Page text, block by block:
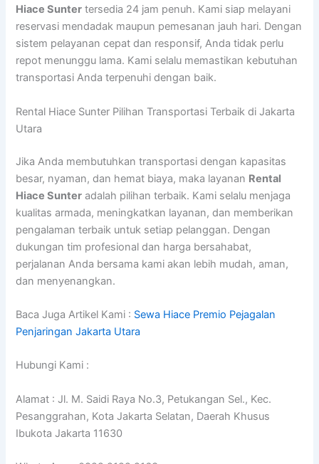
Hiace Sunter tersedia 24 jam penuh. Kami siap melayani
reservasi mendadak maupun pemesanan jauh hari. Dengan
sistem pelayanan cepat dan responsif, Anda tidak perlu
repot menunggu lama. Kami selalu memastikan kebutuhan
transportasi Anda terpenuhi dengan baik.
Rental Hiace Sunter Pilihan Transportasi Terbaik di Jakarta
Utara
Jika Anda membutuhkan transportasi dengan kapasitas
besar, nyaman, dan hemat biaya, maka layanan Rental
Hiace Sunter adalah pilihan terbaik. Kami selalu menjaga
kualitas armada, meningkatkan layanan, dan memberikan
pengalaman terbaik untuk setiap pelanggan. Dengan
dukungan tim profesional dan harga bersahabat,
perjalanan Anda bersama kami akan lebih mudah, aman,
dan menyenangkan.
Baca Juga Artikel Kami : Sewa Hiace Premio Pejagalan
Penjaringan Jakarta Utara
Hubungi Kami :
Alamat : Jl. M. Saidi Raya No.3, Petukangan Sel., Kec.
Pesanggrahan, Kota Jakarta Selatan, Daerah Khusus
Ibukota Jakarta 11630